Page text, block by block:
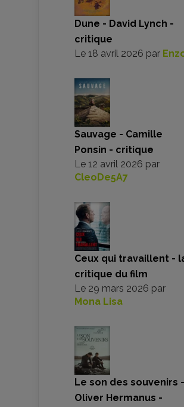
Dune - David Lynch -
critique
Le 18 avril 2026 par
Sauvage - Camille
Ponsin - critique
Le 12 avril 2026 par
CleoDe5A7
Ceux qui travaillent -
critique du film
Le 29 mars 2026 par
Mona Lisa
Le son des souvenirs -
Oliver Hermanus -